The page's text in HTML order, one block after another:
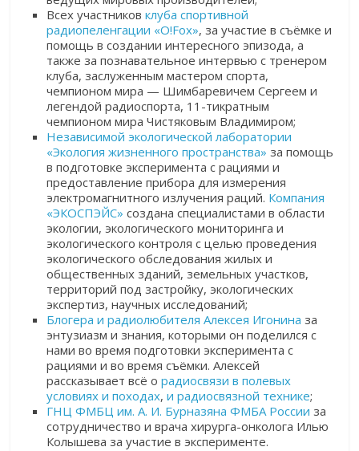
Всех участниковклуба спортивной
радиопеленгации «O!Fox», за участие в съёмке и
помощь в создании интересного эпизода, а
также за познавательное интервью с тренером
клуба, заслуженным мастером спорта,
чемпионом мира — Шимбаревичем Сергеем и
легендой радиоспорта, 11-тикратным
чемпионом мира Чистяковым Владимиром;
Независимой экологической лаборатории
«Экология жизненного пространства»за помощь
в подготовке эксперимента с рациями и
предоставление прибора для измерения
электромагнитного излучения раций. Компания
«ЭКОСПЭЙС» создана специалистами в области
экологии, экологического мониторинга и
экологического контроля с целью проведения
экологического обследования жилых и
общественных зданий, земельных участков,
территорий под застройку, экологических
экспертиз, научных исследований;
Блогера и радиолюбителя Алексея Игонина за
энтузиазм и знания, которыми он поделился с
нами во время подготовки эксперимента с
рациями и во время съёмки. Алексей
рассказывает всё орадиосвязи в полевых
условиях и походах,и радиосвязной технике;
ГНЦ ФМБЦ им. А. И. Бурназяна ФМБА России за
сотрудничество и врача хирурга-онколога Илью
Колышева за участие в эксперименте.